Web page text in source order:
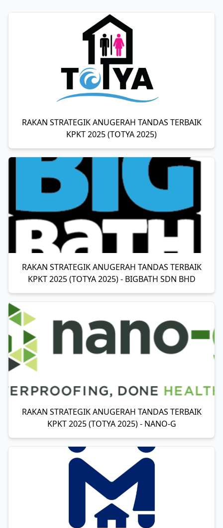
RAKAN STRATEGIK ANUGERAH TANDAS TERBAIK
KPKT 2025 (TOTYA 2025)
RAKAN STRATEGIK ANUGERAH TANDAS TERBAIK
KPKT 2025 (TOTYA 2025) - BIGBATH SDN BHD
RAKAN STRATEGIK ANUGERAH TANDAS TERBAIK
KPKT 2025 (TOTYA 2025) - NANO-G